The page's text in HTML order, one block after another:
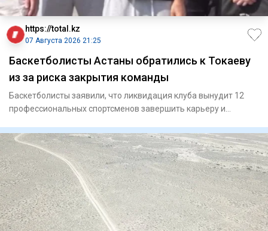
https://total.kz
07 Августа 2026 21:25
Баскетболисты Астаны обратились к Токаеву
из за риска закрытия команды
Баскетболисты заявили, что ликвидация клуба вынудит 12
профессиональных спортсменов завершить карьеру и